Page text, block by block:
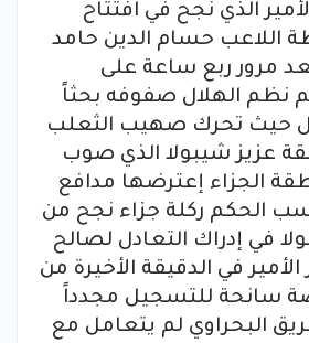
الذي نجح في افتتاح
اللاعب حسام الدين حامد
مرور ربع ساعة على
نظم الهلال صفوفه بحثاً
حيث تحرك صهيب الثعلب
عزيز شيبولا الذي صوب
الجزاء إعترضها مدافع
الحكم ركلة جزاء نجح من
في إدراك التعادل لصالح
الأمير في الدقيقة الأخيرة من
سانحة للتسجيل مجدداً
البحراوي لم يتعامل مع